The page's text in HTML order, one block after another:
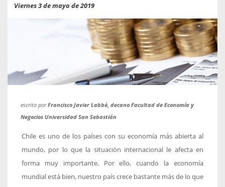
Viernes 3 de mayo de 2019
escrito porFrancisco Javier Labbé, decano Facultad de Economía y
Negocios Universidad San Sebastián
Chile es uno de los países con su economía más abierta al
mundo, por lo que la situación internacional le afecta en
forma muy importante. Por ello, cuando la economía
mundial está bien, nuestro país crece bastante más de lo que